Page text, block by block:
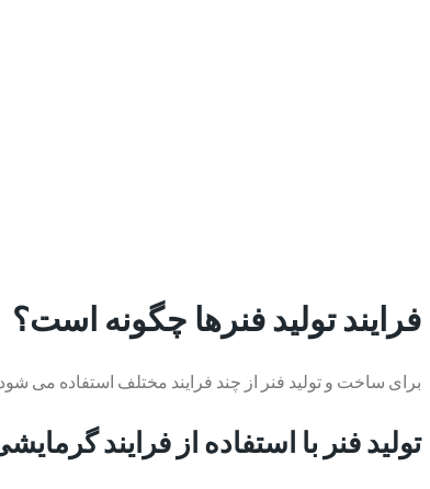
فرایند تولید فنرها چگونه است؟
برای ساخت و تولید فنر از چند فرایند مختلف استفاده می
تولید فنر با استفاده از فرایند